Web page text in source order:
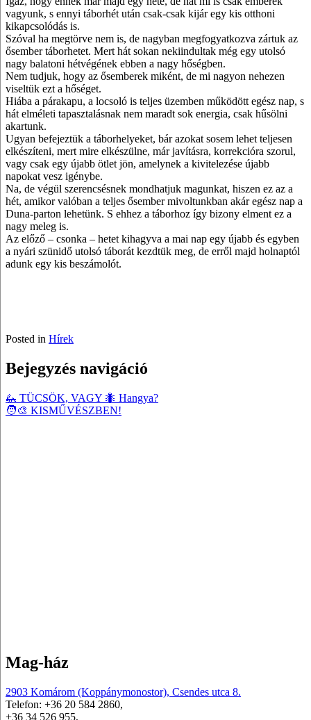
vagyunk, s ennyi táborhét után csak-csak kijár egy kis otthoni
kikapcsolódás is.
Szóval ha megtörve nem is, de nagyban megfogyatkozva zártuk az
ősember táborhetet. Mert hát sokan nekiindultak még egy utolsó
nagy balatoni hétvégének ebben a nagy hőségben.
Nem tudjuk, hogy az ősemberek miként, de mi nagyon nehezen
viseltük ezt a hőséget.
Hiába a párakapu, a locsoló is teljes üzemben működött egész nap, s
hát elméleti tapasztalásnak nem maradt sok energia, csak hűsölni
akartunk.
Ugyan befejeztük a táborhelyeket, bár azokat sosem lehet teljesen
elkészíteni, mert mire elkészülne, már javításra, korrekcióra szorul,
vagy csak egy újabb ötlet jön, amelynek a kivitelezése újabb
napokat vesz igénybe.
Na, de végül szerencsésnek mondhatjuk magunkat, hiszen ez az a
hét, amikor valóban a teljes ősember mivoltunkban akár egész nap a
Duna-parton lehetünk. S ehhez a táborhoz így bizony elment ez a
nagy meleg is.
Az előző – csonka – hetet kihagyva a mai nap egy újabb és egyben
a nyári szünidő utolsó táborát kezdtük meg, de erről majd holnaptól
adunk egy kis beszámolót.
Posted in Hírek
Bejegyzés navigáció
🦗 TÜCSÖK, VAGY 🐜 Hangya?
🧑‍🎨 KISMŰVÉSZBEN!
Mag-ház
2903 Komárom (Koppánymonostor), Csendes utca 8.
Telefon: +36 20 584 2860,
+36 34 526 955,